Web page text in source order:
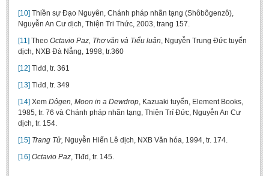
[10] Thiền sự Đạo Nguyên, Chánh pháp nhãn tạng (Shôbôgenzô),
Nguyễn An Cư dịch, Thiện Tri Thức, 2003, trang 157.
[11] Theo Octavio Paz, Thơ văn và Tiểu luận, Nguyễn Trung Đức tuyển
dịch, NXB Đà Nẵng, 1998, tr.360
[12] Tlđd, tr. 361
[13] Tlđd, tr. 349
[14] Xem Dôgen, Moon in a Dewdrop, Kazuaki tuyển, Element Books,
1985, tr. 76 và Chánh pháp nhãn tạng, Thiện Trí Đức, Nguyễn An Cư
dịch, tr. 154.
[15] Trang Tử, Nguyễn Hiến Lê dịch, NXB Văn hóa, 1994, tr. 174.
[16] Octavio Paz, Tlđd, tr. 145.